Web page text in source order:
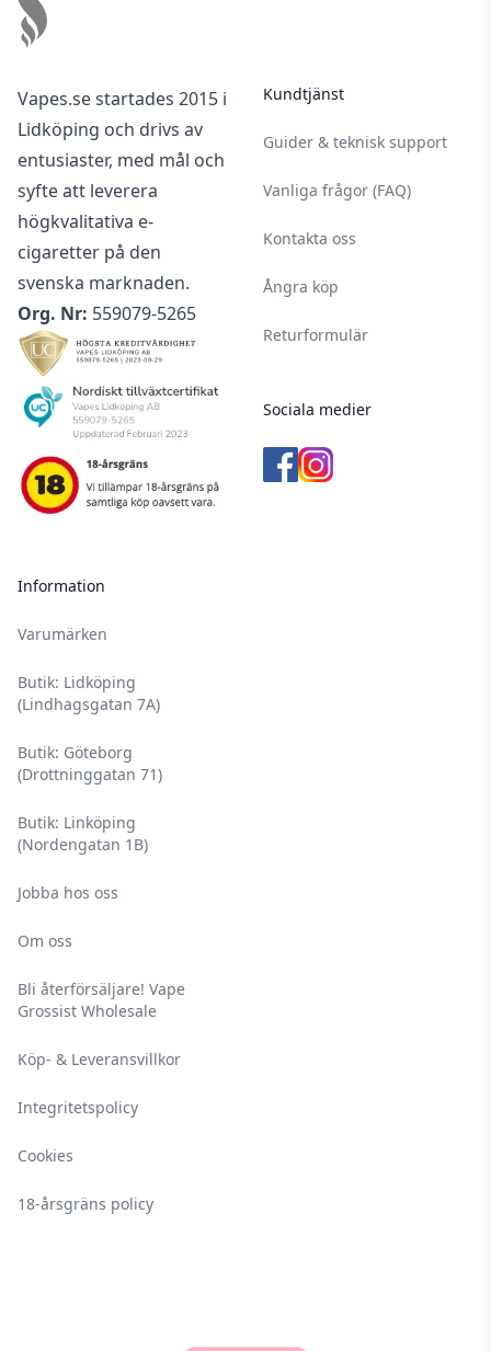
Vapes.se startades 2015 i
Lidköping och drivs av
entusiaster, med mål och
syfte att leverera
högkvalitativa e-
cigaretter på den
svenska marknaden.
Org. Nr: 559079-5265
Information
Varumärken
Butik: Lidköping
(Lindhagsgatan 7A)
Butik: Göteborg
(Drottninggatan 71)
Butik: Linköping
(Nordengatan 1B)
Jobba hos oss
Om oss
Bli återförsäljare! Vape
Grossist Wholesale
Köp- & Leveransvillkor
Integritetspolicy
Cookies
18-årsgräns policy
Kundtjänst
Guider & teknisk support
Vanliga frågor (FAQ)
Kontakta oss
Ångra köp
Returformulär
Sociala medier